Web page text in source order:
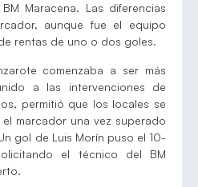
Maracena. Las diferencias
aunque fue el equipo
rentas de uno o dos goles.
comenzaba a ser más
a las intervenciones de
permitió que los locales se
marcador una vez superado
gol de Luis Morín puso el 10-
el técnico del BM